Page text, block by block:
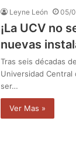
Leyne León 05/
¡La UCV no
nuevas
Tras seis décadas
Universidad Central
ser…
Ver Mas »